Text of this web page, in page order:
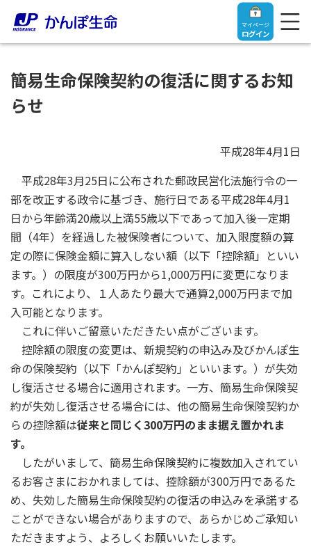
マイページ
ログイン
ご契約者さま
マイページログイン
入院保険金・手術保険金のご請求
お手続き一覧
きっかけ・できごとから探す
マイページでできること
新規登録
ログイン
保険をご検討中のお客さま
保険をご検討中のお客さま
終身保険
養老保険
定期保険
学資保険
長寿支援保険
資料請求
法人のお客さま
【まずはご相談ください】企業経営でお悩みの方はこ
ちら
法人のお客さま向け商品一覧
目的から探す
お役立ち情報
かんぽ生命の団体取扱い
お問い合わせ先
お役立ち情報
かんぽのLifeサポートナビ
保険
医療
お金
子育て
かんぽ生命について
かんぽ生命について
ご挨拶
経営理念・経営戦略
会社概要
財務情報
よくあるご質問
お問い合わせ
サステナビリティ
株主・投資家のみなさまへ
採用情報
簡易生命保険契約の復活に関するお知
らせ
平成28年4月1日
平成28年3月25日に公布された郵政民営化法施行令の一
部を改正する政令に基づき、施行日である平成28年4月1
日から年齢満20歳以上満55歳以下であって加入後一定期
間（4年）を経過した被保険者について、加入限度額の算
定の際に保険金額に算入しない額（以下「控除額」といい
ます。）の限度が300万円から1,000万円に変更になりま
す。これにより、１人あたり最大で通算2,000万円まで加
入可能となります。
これに伴いご留意いただきたい点がございます。
控除額の限度の変更は、新規契約の申込み及びかんぽ生
命の保険契約（以下「かんぽ契約」といいます。）が失効
し復活させる場合に適用されます。一方、簡易生命保険契
約が失効し復活させる場合には、他の簡易生命保険契約か
らの控除額は従来と同じく300万円のまま据え置かれま
す。
したがいまして、簡易生命保険契約に複数加入されてい
るお客さまにおかれましては、控除額が300万円であるた
め、失効した簡易生命保険契約の復活の申込みを承諾する
ことができない場合がありますので、あらかじめご承知い
ただきますよう、よろしくお願いいたします。